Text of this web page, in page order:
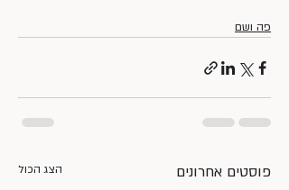
פה ושם
פוסטים אחרונים הצג הכול